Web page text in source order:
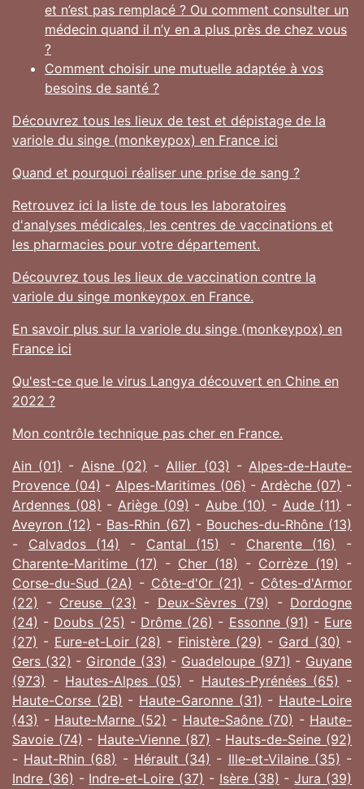
et n’est pas remplacé ? Ou comment consulter un
médecin quand il n’y en a plus près de chez vous
?
Comment choisir une mutuelle adaptée à vos
besoins de santé ?
Découvrez tous les lieux de test et dépistage de la
variole du singe (monkeypox) en France ici
Quand et pourquoi réaliser une prise de sang ?
Retrouvez ici la liste de tous les laboratoires
d'analyses médicales, les centres de vaccinations et
les pharmacies pour votre département.
Découvrez tous les lieux de vaccination contre la
variole du singe monkeypox en France.
En savoir plus sur la variole du singe (monkeypox) en
France ici
Qu'est-ce que le virus Langya découvert en Chine en
2022 ?
Mon contrôle technique pas cher en France.
Ain (01) - Aisne (02) -Allier (03) -Alpes-de-Haute-
Provence (04) - Alpes-Maritimes (06) - Ardèche (07) -
Ardennes (08) - Ariège (09) - Aube (10) - Aude (11) -
Aveyron (12) - Bas-Rhin (67) - Bouches-du-Rhône (13)
- Calvados (14) - Cantal (15) - Charente (16)
-
Charente-Maritime (17) - Cher (18) - Corrèze (19) -
Corse-du-Sud (2A) - Côte-d'Or (21) - Côtes-d'Armor
(22) - Creuse (23) - Deux-Sèvres (79) - Dordogne
(24) - Doubs (25) - Drôme (26) - Essonne (91) - Eure
(27) - Eure-et-Loir (28) - Finistère (29) - Gard (30) -
Gers (32) - Gironde (33) - Guadeloupe (971) - Guyane
(973) - Hautes-Alpes (05) - Hautes-Pyrénées (65) -
Haute-Corse (2B) - Haute-Garonne (31) - Haute-Loire
(43) - Haute-Marne (52) - Haute-Saône (70) - Haute-
Savoie (74) - Haute-Vienne (87) - Hauts-de-Seine (92)
- Haut-Rhin (68) - Hérault (34) - Ille-et-Vilaine (35) -
Indre (36) - Indre-et-Loire (37) - Isère (38) -Jura (39)